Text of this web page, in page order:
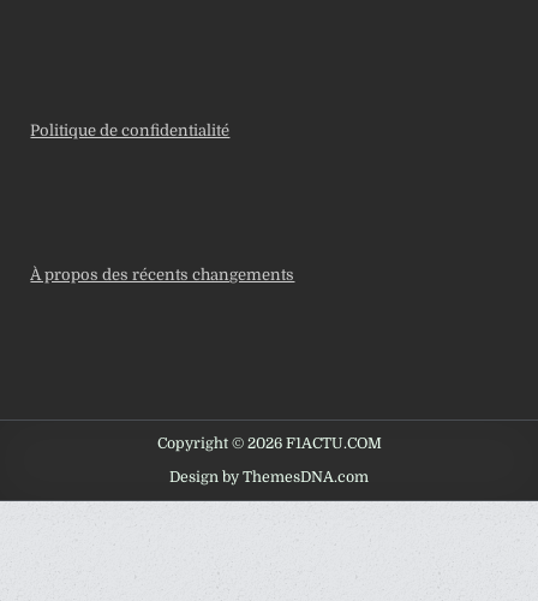
Politique de confidentialité
À propos des récents changements
Copyright © 2026 F1ACTU.COM
Design by ThemesDNA.com